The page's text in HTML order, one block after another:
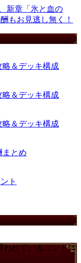
新章「氷と血の
もお見逃し無く！
略＆デッキ構成
略＆デッキ構成
略＆デッキ構成
まとめ
ト
われているコントロ